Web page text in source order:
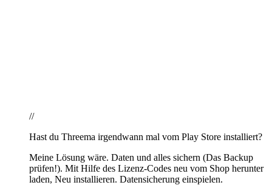
//
Hast du Threema irgendwann mal vom Play Store installiert?
Meine Lösung wäre. Daten und alles sichern (Das Backup
prüfen!). Mit Hilfe des Lizenz-Codes neu vom Shop herunter
laden, Neu installieren. Datensicherung einspielen.